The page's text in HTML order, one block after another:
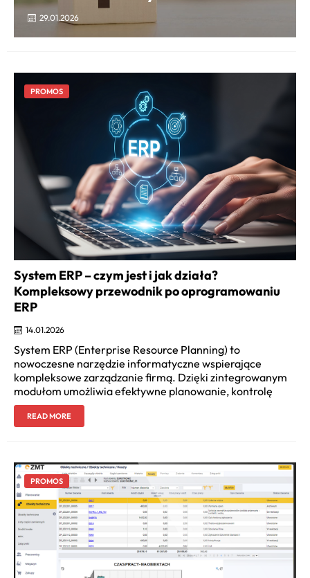
29.01.2026
PROMOS
System ERP – czym jest i jak działa?
Kompleksowy przewodnik po oprogramowaniu
ERP
14.01.2026
System ERP (Enterprise Resource Planning) to
nowoczesne narzędzie informatyczne wspierające
kompleksowe zarządzanie firmą. Dzięki zintegrowanym
modułom umożliwia efektywne planowanie, kontrolę
READ MORE
PROMOS